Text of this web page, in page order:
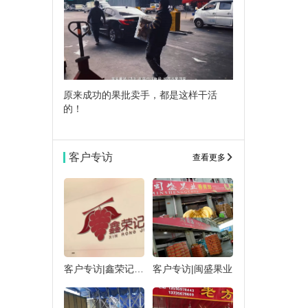
原来成功的果批卖手，都是这样干活
的！
客户专访 查看更多
客户专访|闽盛果业